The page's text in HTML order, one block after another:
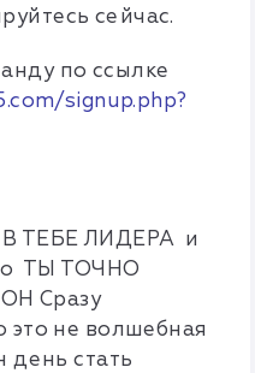
сейчас.
по ссылке
signup.php?
ТЕБЕ ЛИДЕРА и
ТЫ ТОЧНО
Сразу
это не волшебная
день стать